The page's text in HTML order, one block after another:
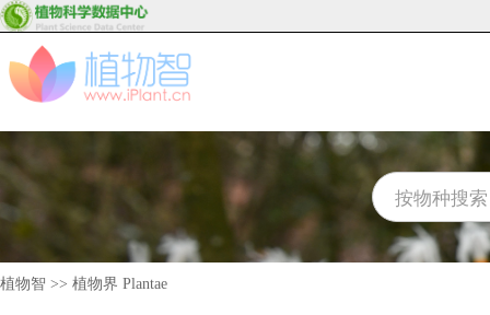
植物智 >> 植物界 Plantae